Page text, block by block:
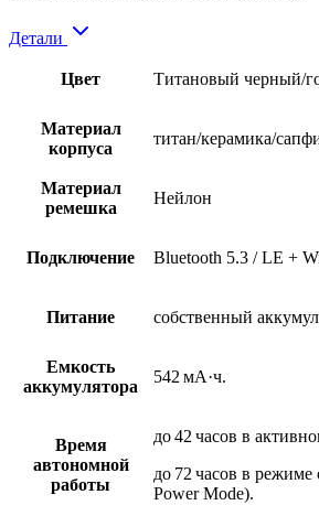
Детали
Цвет Титановый черный/
Материал
корпуса
титан/керамика/
Материал
ремешка
Нейлон
Подключение Bluetooth 5.3 / LE +
Питание собственный
Емкость
аккумулятора
542 мА·ч.
Время
автономной
работы
до 42 часов в
до 72 часов в
Power Mode).